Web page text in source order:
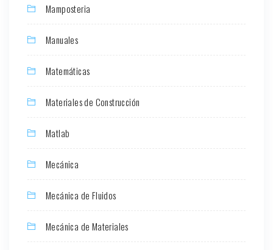
Mamposteria
Manuales
Matemáticas
Materiales de Construcción
Matlab
Mecánica
Mecánica de Fluidos
Mecánica de Materiales